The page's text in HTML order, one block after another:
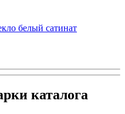
белый сатинат
каталога